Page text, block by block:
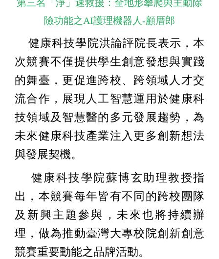
第三名「淨」速救援：全地形攀爬與主動除
險功能之AI護理機器人-顧厝郎
健康科技學院洪論評院長表示，本
次競賽不僅提供學生創意發想與實踐
的舞臺，更促進跨校、跨領域人才交
流合作，展現人工智慧運用於健康科
技領域及智慧醫的多元發展趨勢，為
未來健康科技產業注入更多創新想法
與發展契機。
健康科技學院蘇博玄助理教授指
出，本競賽每年皆有不同的跨校團隊
及新興主題參與，未來也將持續辦
理，做為推動臺灣大專校院創新創意
競賽重要動能之品牌活動。